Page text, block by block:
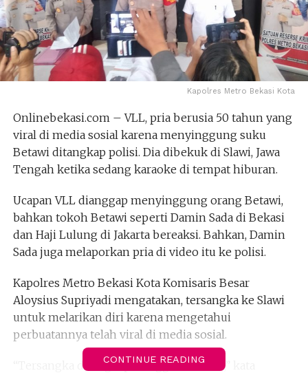
Kapolres Metro Bekasi Kota
Onlinebekasi.com – VLL, pria berusia 50 tahun yang
viral di media sosial karena menyinggung suku
Betawi ditangkap polisi. Dia dibekuk di Slawi, Jawa
Tengah ketika sedang karaoke di tempat hiburan.
Ucapan VLL dianggap menyinggung orang Betawi,
bahkan tokoh Betawi seperti Damin Sada di Bekasi
dan Haji Lulung di Jakarta bereaksi. Bahkan, Damin
Sada juga melaporkan pria di video itu ke polisi.
Kapolres Metro Bekasi Kota Komisaris Besar
Aloysius Supriyadi mengatakan, tersangka ke Slawi
untuk melarikan diri karena mengetahui
perbuatannya telah viral di media sosial.
“Tersangka ditangkap Minggu kemarin,” kata
CONTINUE READING